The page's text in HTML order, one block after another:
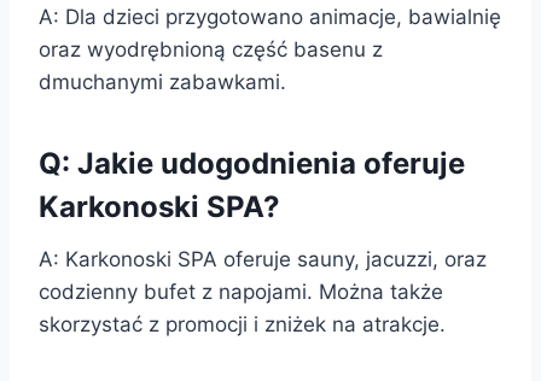
A: Dla dzieci przygotowano animacje, bawialnię
oraz wyodrębnioną część basenu z
dmuchanymi zabawkami.
Q: Jakie udogodnienia oferuje
Karkonoski SPA?
A: Karkonoski SPA oferuje sauny, jacuzzi, oraz
codzienny bufet z napojami. Można także
skorzystać z promocji i zniżek na atrakcje.